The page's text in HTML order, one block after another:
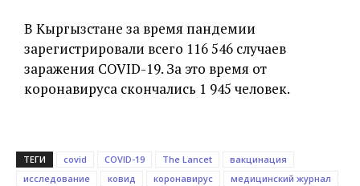
В Кыргызстане за время пандемии
зарегистрировали всего 116 546 случаев
заражения COVID-19. За это время от
коронавируса скончались 1 945 человек.
ТЕГИ covid COVID-19 The Lancet
вакцинация
исследование
ковид коронавирус
медицинский журнал